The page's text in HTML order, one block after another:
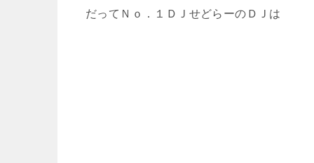
だってＮｏ．１ＤＪせどらーのＤＪは